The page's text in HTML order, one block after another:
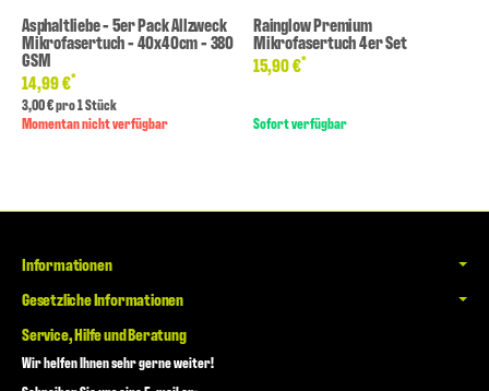
Asphaltliebe - 5er Pack Allzweck
Mikrofasertuch - 40x40cm - 380
GSM
14,99 €*
3,00 € pro 1 Stück
Momentan nicht verfügbar
Rainglow Premium
Mikrofasertuch 4er Set
15,90 €*
Sofort verfügbar
Informationen
Gesetzliche Informationen
Service, Hilfe und Beratung
Wir helfen Ihnen sehr gerne weiter!